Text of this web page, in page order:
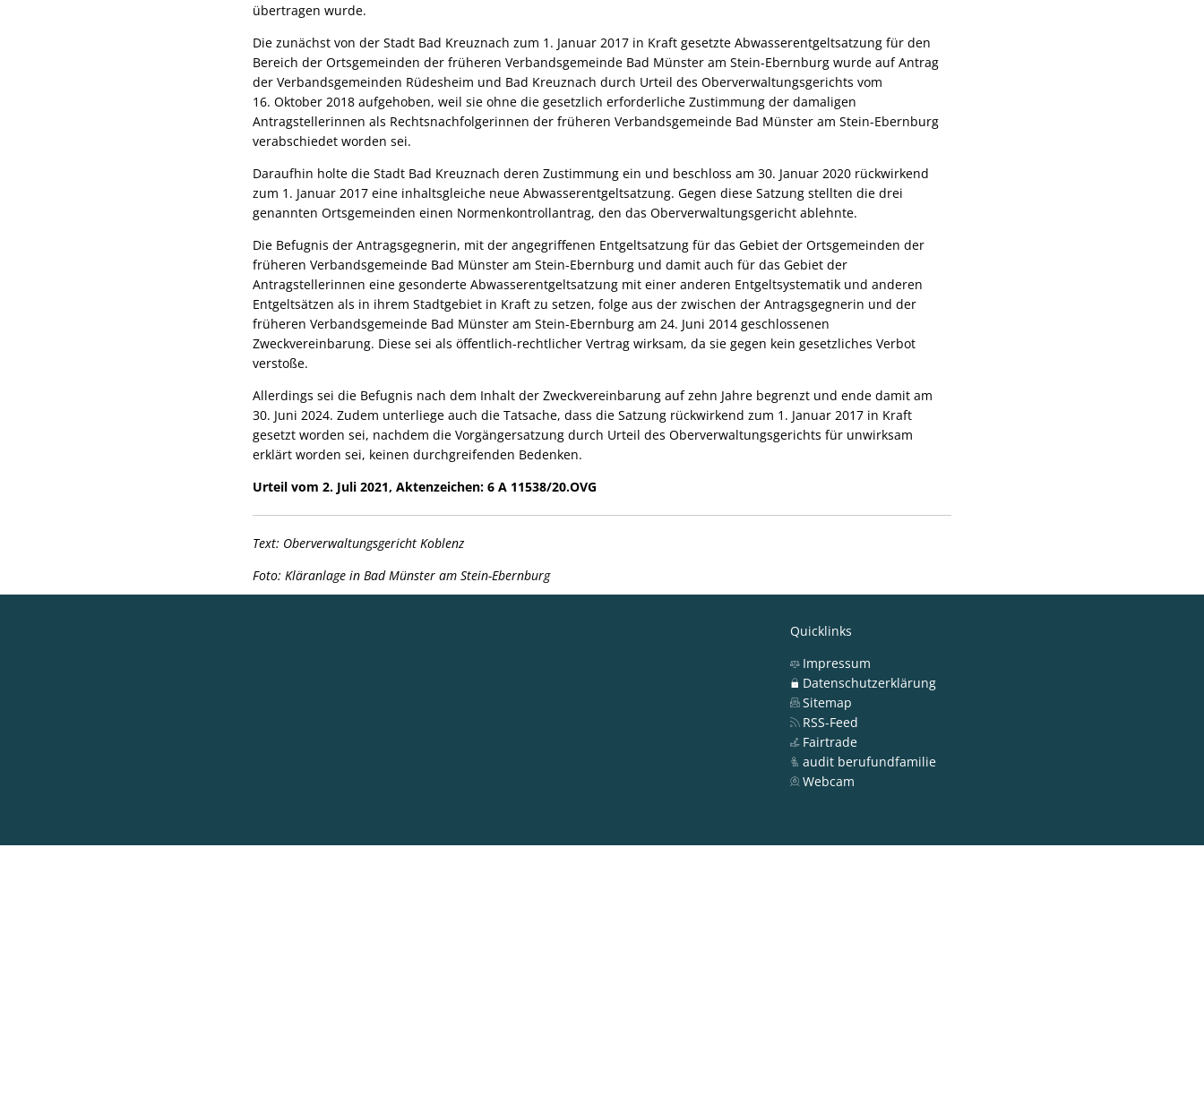
übertragen wurde.
Die zunächst von der Stadt Bad Kreuznach zum 1. Januar 2017 in Kraft gesetzte Abwasserentgeltsatzung für den
Bereich der Ortsgemeinden der früheren Verbandsgemeinde Bad Münster am Stein-Ebernburg wurde auf Antrag
der Verbandsgemeinden Rüdesheim und Bad Kreuznach durch Urteil des Oberverwaltungsgerichts vom
16. Oktober 2018 aufgehoben, weil sie ohne die gesetzlich erforderliche Zustimmung der damaligen
Antragstellerinnen als Rechtsnachfolgerinnen der früheren Verbandsgemeinde Bad Münster am Stein-Ebernburg
verabschiedet worden sei.
Daraufhin holte die Stadt Bad Kreuznach deren Zustimmung ein und beschloss am 30. Januar 2020 rückwirkend
zum 1. Januar 2017 eine inhaltsgleiche neue Abwasserentgeltsatzung. Gegen diese Satzung stellten die drei
genannten Ortsgemeinden einen Normenkontrollantrag, den das Oberverwaltungsgericht ablehnte.
Die Befugnis der Antragsgegnerin, mit der angegriffenen Entgeltsatzung für das Gebiet der Ortsgemeinden der
früheren Verbandsgemeinde Bad Münster am Stein-Ebernburg und damit auch für das Gebiet der
Antragstellerinnen eine gesonderte Abwasserentgeltsatzung mit einer anderen Entgeltsystematik und anderen
Entgeltsätzen als in ihrem Stadtgebiet in Kraft zu setzen, folge aus der zwischen der Antragsgegnerin und der
früheren Verbandsgemeinde Bad Münster am Stein-Ebernburg am 24. Juni 2014 geschlossenen
Zweckvereinbarung. Diese sei als öffentlich-rechtlicher Vertrag wirksam, da sie gegen kein gesetzliches Verbot
verstoße.
Allerdings sei die Befugnis nach dem Inhalt der Zweckvereinbarung auf zehn Jahre begrenzt und ende damit am
30. Juni 2024. Zudem unterliege auch die Tatsache, dass die Satzung rückwirkend zum 1. Januar 2017 in Kraft
gesetzt worden sei, nachdem die Vorgängersatzung durch Urteil des Oberverwaltungsgerichts für unwirksam
erklärt worden sei, keinen durchgreifenden Bedenken.
Urteil vom 2. Juli 2021, Aktenzeichen: 6 A 11538/20.OVG
Text: Oberverwaltungsgericht Koblenz
Foto: Kläranlage in Bad Münster am Stein-Ebernburg
Quicklinks
Impressum
Datenschutzerklärung
Sitemap
RSS-Feed
Fairtrade
audit berufundfamilie
Webcam